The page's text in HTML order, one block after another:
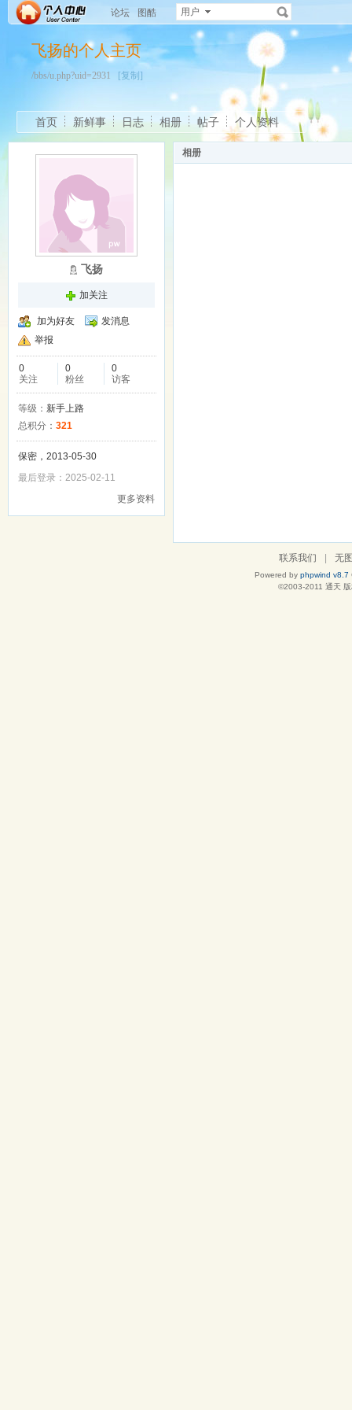
论坛 图酷 用户
飞扬的个人主页
/bbs/u.php?uid=2931 [复制]
首页 新鲜事 日志 相册 帖子 个人资料
飞扬
加关注
加为好友
发消息
举报
0
关注
0
粉丝
0
访客
等级： 新手上路
总积分： 321
保密，2013-05-30
最后登录：2025-02-11
更多资料
相册
联系我们 无
Powered by phpwind v8.7
©2003-2011 通天